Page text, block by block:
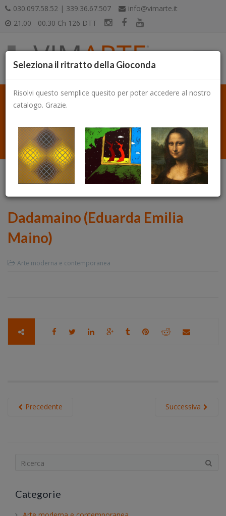
030.097.58.52 | 339.36.67.507
info@vimarte.it
21.00 - 00.30 Ch 126 DTT
Dadamaino (Eduarda Emilia
Maino)
Arte moderna e contemporanea
Successiva
Precedente
rCategorie
Seleziona il ritratto della Gioconda
Risolvi questo semplice quesito per poter accedere al nostro
catalogo. Grazie.